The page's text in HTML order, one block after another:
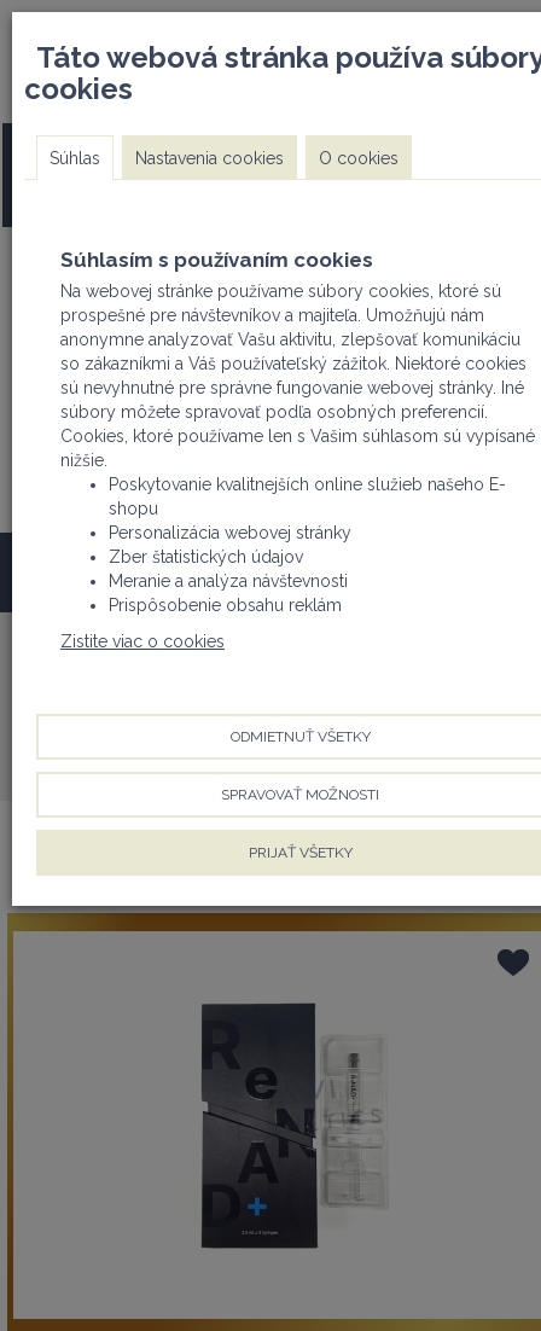
nad 500€
PRE ODSÚHLASENIE REGISTRÁCIE SA TREBA REGISTROVAŤ
FIRMA (odfajknúť na začiatku registrácie - PRÁVNICKÁ
Užívateľ
Prihlásiť
Registrovať
Košík
Nákupný košík
produkty články cenníky kontakt
produkty
Značky
Najviac obľúbené
Táto webová stránka používa
cookies
Súhlas Nastavenia cookies O cookies
Súhlasím s používaním cookies
Na webovej stránke používame súbory cookies, ktoré sú
prospešné pre návštevníkov a majiteľa. Umožňujú nám
anonymne analyzovať Vašu aktivitu, zlepšovať komunikáciu
so zákazníkmi a Váš používateľský zážitok. Niektoré cookies
sú nevyhnutné pre správne fungovanie webovej stránky. Iné
súbory môžete spravovať podľa osobných preferencií.
Cookies, ktoré používame len s Vašim súhlasom sú vypísané
nižšie.
Poskytovanie kvalitnejších online služieb našeho E-
shopu
Personalizácia webovej stránky
Zber štatistických údajov
Meranie a analýza návštevnosti
Prispôsobenie obsahu reklám
Zistite viac o cookies
ODMIETNUŤ VŠETKY
SPRAVOVAŤ MOŽNOSTI
PRIJAŤ VŠETKY